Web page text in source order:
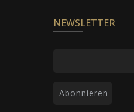
NEWSLETTER